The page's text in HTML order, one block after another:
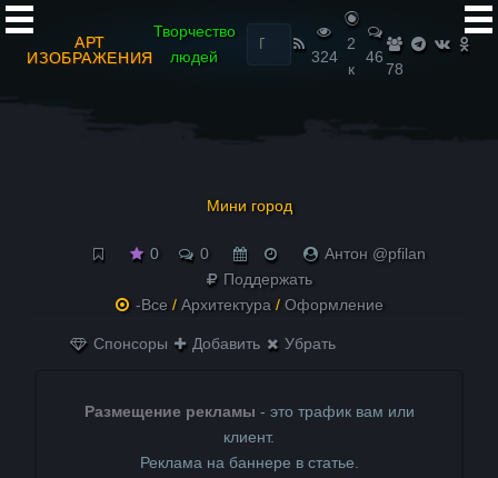
АРТ
ИЗОБРАЖЕНИЯ
Творчество
людей
Найти:
324
2
к
46
78
Мини город
0 0
Антон @pfilan
Поддержать
-Все / Архитектура / Оформление
Спонсоры Добавить Убрать
Размещение рекламы - это трафик вам или
клиент.
Реклама на баннере в статье.